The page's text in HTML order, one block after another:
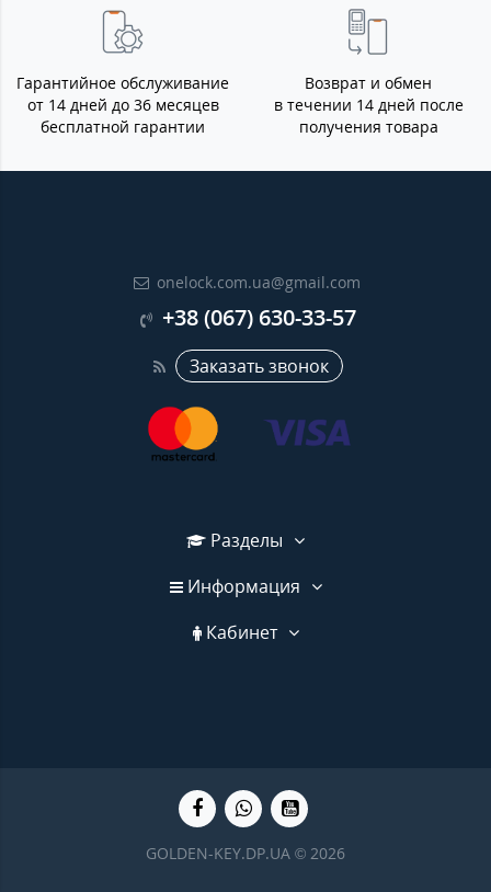
Гарантийное обслуживание
от 14 дней до 36 месяцев
бесплатной гарантии
Возврат и обмен
в течении 14 дней после
получения товара
onelock.com.ua@gmail.com
+38 (067) 630-33-57
Заказать звонок
Разделы
Информация
Кабинет
GOLDEN-KEY.DP.UA © 2026